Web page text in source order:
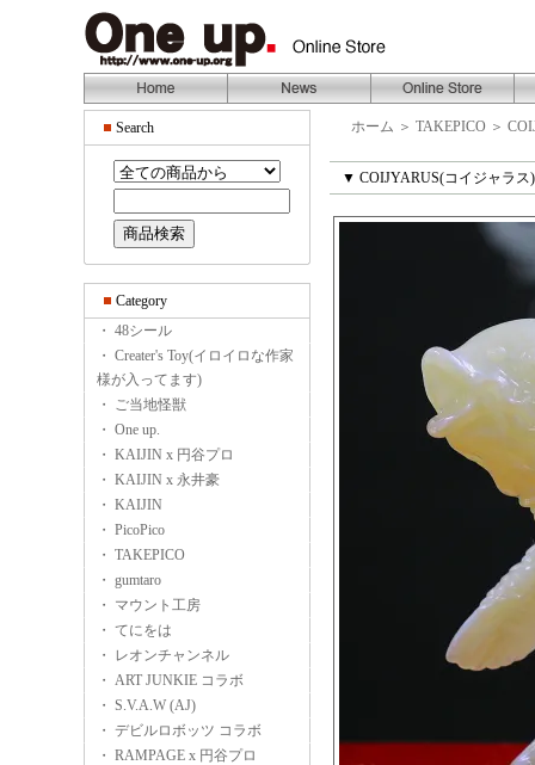
Search
Category
・ 48シール
・ Creater's Toy(イロイロな作家
様が入ってます)
・ ご当地怪獣
・ One up.
・ KAIJIN x 円谷プロ
・ KAIJIN x 永井豪
・ KAIJIN
・ PicoPico
・ TAKEPICO
・ gumtaro
・ マウント工房
・ てにをは
・ レオンチャンネル
・ ART JUNKIE コラボ
・ S.V.A.W (AJ)
・ デビルロボッツ コラボ
・ RAMPAGE x 円谷プロ
ホーム ＞ TAKEPICO ＞
▼ COIJYARUS(コイジャラス